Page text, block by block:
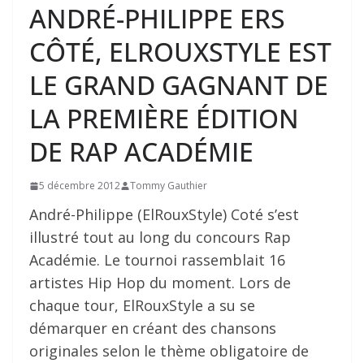
ANDRÉ-PHILIPPE ERS
CÔTÉ, ELROUXSTYLE EST
LE GRAND GAGNANT DE
LA PREMIÈRE ÉDITION
DE RAP ACADÉMIE
5 décembre 2012 Tommy Gauthier
André-Philippe (ElRouxStyle) Coté s’est
illustré tout au long du concours Rap
Académie. Le tournoi rassemblait 16
artistes Hip Hop du moment. Lors de
chaque tour, ElRouxStyle a su se
démarquer en créant des chansons
originales selon le thème obligatoire de